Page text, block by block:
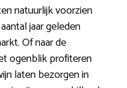
natuurlijk voorzien
jaar geleden
Of naar de
ogenblik profiteren
laten bezorgen in